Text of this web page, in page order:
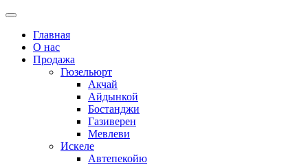
Главная
О нас
Продажа
Гюзельюрт
Акчай
Айдынкой
Бостанджи
Газиверен
Мевлеви
Искеле
Автепекойю